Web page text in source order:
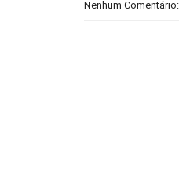
Nenhum Comentário: